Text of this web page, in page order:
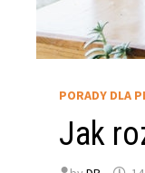
PORADY DLA
Jak